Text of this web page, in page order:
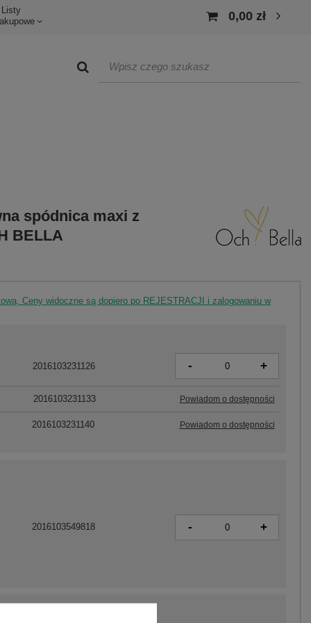
Listy
0,00 zł
spódnica maxi z
BELLA
Ceny widoczne są dopiero po REJESTRACJI i zalogowaniu w
2016103549818 - +
2016103231126 - +
2016103231133 Powiadom o dostępności
2016103231140 Powiadom o dostępności